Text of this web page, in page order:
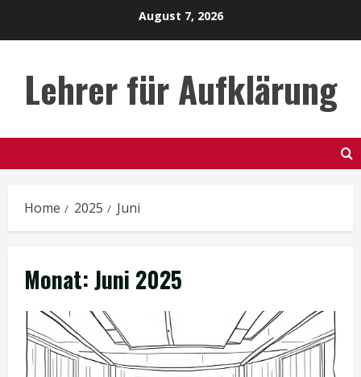
August 7, 2026
Lehrer für Aufklärung
Home 2025 Juni
Monat:Juni 2025